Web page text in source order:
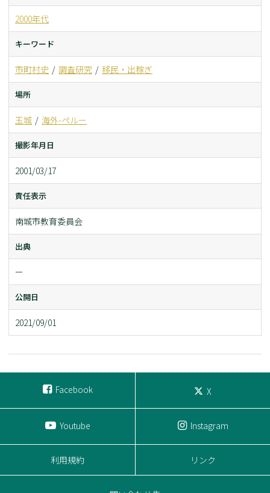
2000年代
キーワード
市町村史 調査研究 移民・出稼ぎ
場所
玉城 海外-ペルー
撮影年月日
2001/03/17
責任表示
南城市教育委員会
出典
ー
公開日
2021/09/01
Facebook X
Youtube Instagram
利用規約 リンク